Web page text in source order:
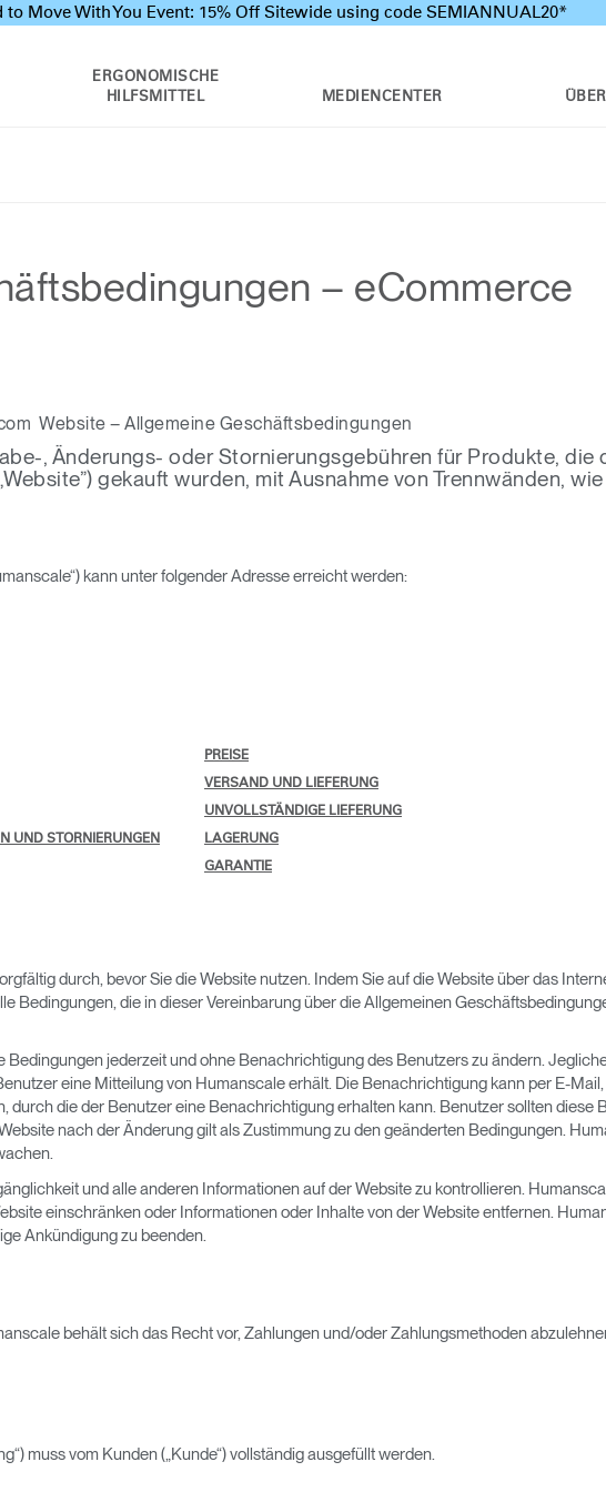
to Move With You Event: 15% Off Sitewide using code SEMIANNUAL20*
ERGONOMISCHE
HILFSMITTEL
MEDIENCENTER
– eCommerce
Website – Allgemeine Geschäftsbedingungen
, Änderungs- oder Stornierungsgebühren für Produkte, die
gekauft wurden, mit Ausnahme von Trennwänden,
kann unter folgender Adresse erreicht werden:
UND STORNIERUNGEN
PREISE
VERSAND UND LIEFERUNG
UNVOLLSTÄNDIGE LIEFERUNG
LAGERUNG
GARANTIE
durch, bevor Sie die Website nutzen. Indem Sie auf die Website über das
Bedingungen, die in dieser Vereinbarung über die Allgemeinen
Bedingungen jederzeit und ohne Benachrichtigung des Benutzers zu ändern.
eine Mitteilung von Humanscale erhält. Die Benachrichtigung kann per E-
durch die der Benutzer eine Benachrichtigung erhalten kann. Benutzer sollten diese
nach der Änderung gilt als Zustimmung zu den geänderten Bedingungen.
und alle anderen Informationen auf der Website zu kontrollieren.
einschränken oder Informationen oder Inhalte von der Website entfernen.
Ankündigung zu beenden.
behält sich das Recht vor, Zahlungen und/oder Zahlungsmethoden
muss vom Kunden („Kunde“) vollständig ausgefüllt werden.